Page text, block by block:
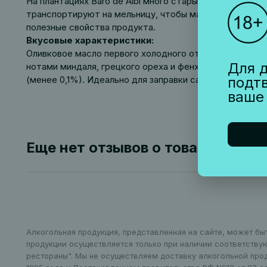
транспортируют на мельницу, чтобы максимально
полезные свойства продукта.
Вкусовые характеристики:
Оливковое масло первого холодного отжима из
нотами миндаля, грецкого ореха и фенхеля. Вкус
(менее 0,1%). Идеально для заправки салатов и
Еще нет отзывов о товаре
Алкогольная продукция, представленная на сайте, может
продукции осуществляется только при наличии
рестораны". Мы не осуществляем доставку алкогольной
Для
ваше